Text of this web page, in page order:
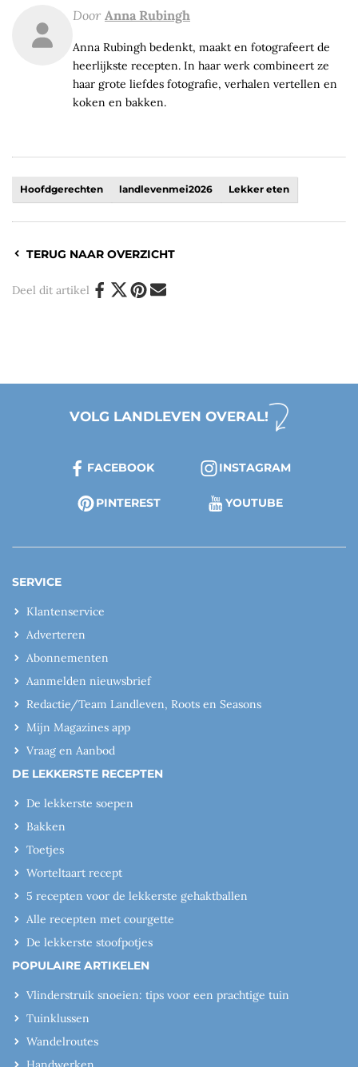
Door Anna Rubingh
Anna Rubingh bedenkt, maakt en fotografeert de
heerlijkste recepten. In haar werk combineert ze
haar grote liefdes fotografie, verhalen vertellen en
koken en bakken.
Hoofdgerechten landlevenmei2026 Lekker eten
TERUG NAAR OVERZICHT
Deel dit artikel
VOLG LANDLEVEN OVERAL!
FACEBOOK INSTAGRAM
PINTEREST YOUTUBE
SERVICE
Klantenservice
Adverteren
Abonnementen
Aanmelden nieuwsbrief
Redactie/Team Landleven, Roots en Seasons
Mijn Magazines app
Vraag en Aanbod
DE LEKKERSTE RECEPTEN
De lekkerste soepen
Bakken
Toetjes
Worteltaart recept
5 recepten voor de lekkerste gehaktballen
Alle recepten met courgette
De lekkerste stoofpotjes
POPULAIRE ARTIKELEN
Vlinderstruik snoeien: tips voor een prachtige tuin
Tuinklussen
Wandelroutes